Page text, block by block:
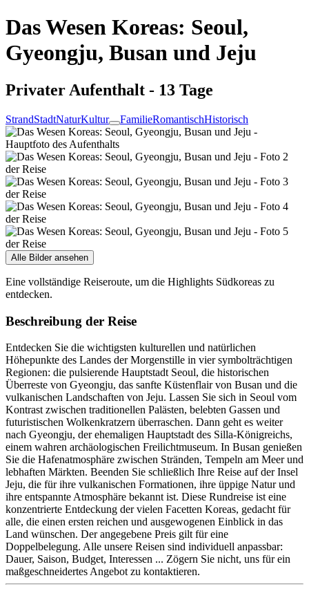
Das Wesen Koreas: Seoul,
Gyeongju, Busan und Jeju
Privater Aufenthalt - 13 Tage
StrandStadtNaturKultur FamilieRomantischHistorisch
Alle Bilder ansehen
Eine vollständige Reiseroute, um die Highlights Südkoreas zu
entdecken.
Beschreibung der Reise
Entdecken Sie die wichtigsten kulturellen und natürlichen
Höhepunkte des Landes der Morgenstille in vier symbolträchtigen
Regionen: die pulsierende Hauptstadt Seoul, die historischen
Überreste von Gyeongju, das sanfte Küstenflair von Busan und die
vulkanischen Landschaften von Jeju. Lassen Sie sich in Seoul vom
Kontrast zwischen traditionellen Palästen, belebten Gassen und
futuristischen Wolkenkratzern überraschen. Dann geht es weiter
nach Gyeongju, der ehemaligen Hauptstadt des Silla-Königreichs,
einem wahren archäologischen Freilichtmuseum. In Busan genießen
Sie die Hafenatmosphäre zwischen Stränden, Tempeln am Meer und
lebhaften Märkten. Beenden Sie schließlich Ihre Reise auf der Insel
Jeju, die für ihre vulkanischen Formationen, ihre üppige Natur und
ihre entspannte Atmosphäre bekannt ist. Diese Rundreise ist eine
konzentrierte Entdeckung der vielen Facetten Koreas, gedacht für
alle, die einen ersten reichen und ausgewogenen Einblick in das
Land wünschen. Der angegebene Preis gilt für eine
Doppelbelegung. Alle unsere Reisen sind individuell anpassbar:
Dauer, Saison, Budget, Interessen ... Zögern Sie nicht, uns für ein
maßgeschneidertes Angebot zu kontaktieren.